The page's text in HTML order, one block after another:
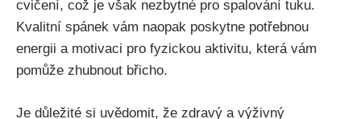
cvičení, což je však nezbytné ⁢pro spalování tuku.
Kvalitní spánek vám naopak poskytne potřebnou
energii a motivaci​ pro fyzickou ​aktivitu, která vám
pomůže zhubnout‌ břicho.
Je ⁤důležité ​si uvědomit, ‌že zdravý a ⁤výživný